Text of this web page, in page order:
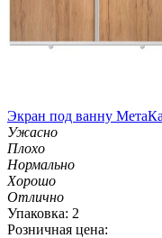
Экран под ванну
Ужасно
Плохо
Нормально
Хорошо
Отлично
Упаковка: 2
Розничная цена: